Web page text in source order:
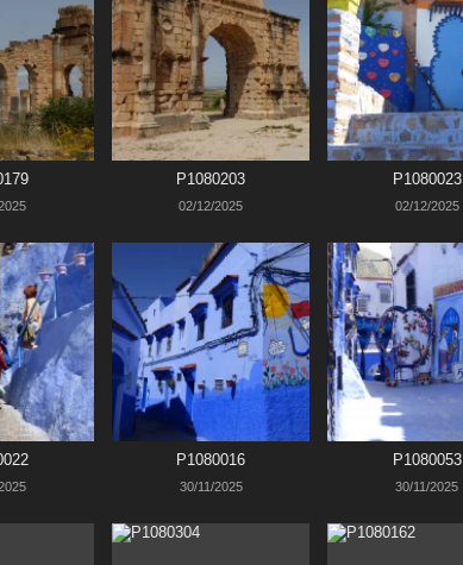
P1080203
02/12/2025
P1080023
02/12/2025
P1080016
30/11/2025
P1080053
30/11/2025